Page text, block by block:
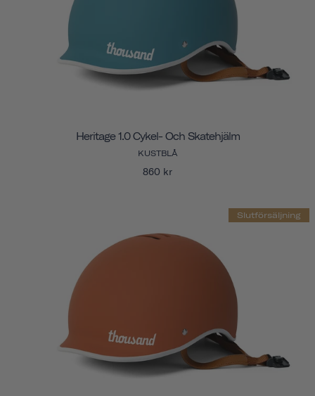
Heritage 1.0 Cykel- Och Skatehjälm
KUSTBLÅ
860 kr
Slutförsäljning